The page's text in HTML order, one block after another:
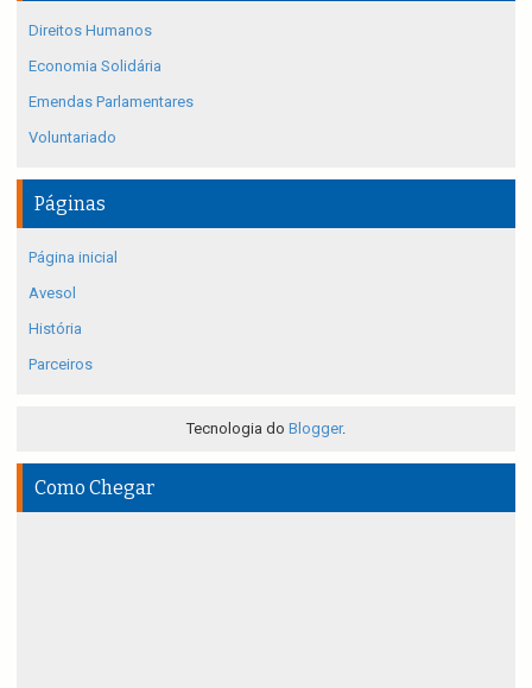
Direitos Humanos
Economia Solidária
Emendas Parlamentares
Voluntariado
Páginas
Página inicial
Avesol
História
Parceiros
Tecnologia do Blogger.
Como Chegar